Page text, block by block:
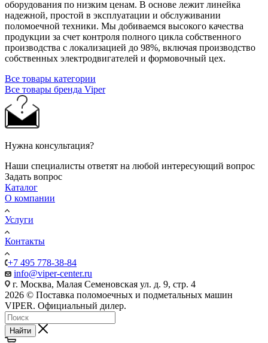
оборудования по низким ценам. В основе лежит линейка
надежной, простой в эксплуатации и обслуживании
поломоечной техники. Мы добиваемся высокого качества
продукции за счет контроля полного цикла собственного
производства с локализацией до 98%, включая производство
собственных электродвигателей и формовочный цех.
Все товары категории
Все товары бренда Viper
Нужна консультация?
Наши специалисты ответят на любой интересующий вопрос
Задать вопрос
Каталог
О компании
Услуги
Контакты
+7 495 778-38-84
info@viper-center.ru
г. Москва, Малая Семеновская ул. д. 9, стр. 4
2026 © Поставка поломоечных и подметальных машин
VIPER. Официальный дилер.
Найти